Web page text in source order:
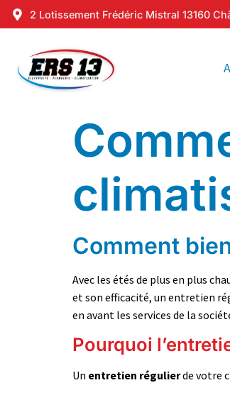
2 Lotissement Frédéric Mistral 13160
Comment
Avec les étés de plus en plus
et son efficacité, un entretien
en avant les services de la
Pourquoi
Un entretien régulierde votre